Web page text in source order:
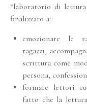
“laboratorio di
finalizzato a:
emozionare le
ragazzi,
scrittura come
persona,
formare lettori
fatto che la